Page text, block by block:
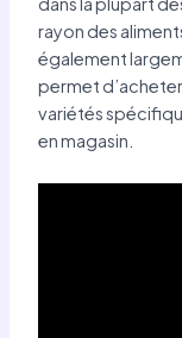
rayon des
également
permet
variétés
en magasin.